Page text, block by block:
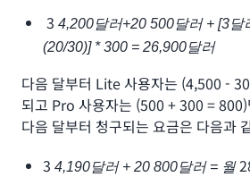
3 4,200달러+20 500달러 + [3달
(20/30)] * 300 = 26,900달러
다음 달부터 Lite 사용자는 (4,500 -
되고 Pro 사용자는 (500 + 300 =
다음 달부터 청구되는 요금은 다음과
3 4,190달러 + 20 800달러 = 월